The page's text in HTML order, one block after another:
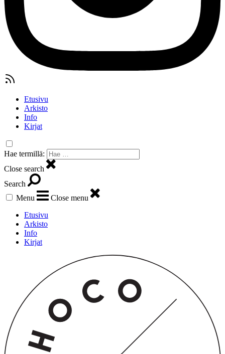
Etusivu
Arkisto
Info
Kirjat
Hae termillä:
Close search
Search
Menu
Close menu
Etusivu
Arkisto
Info
Kirjat